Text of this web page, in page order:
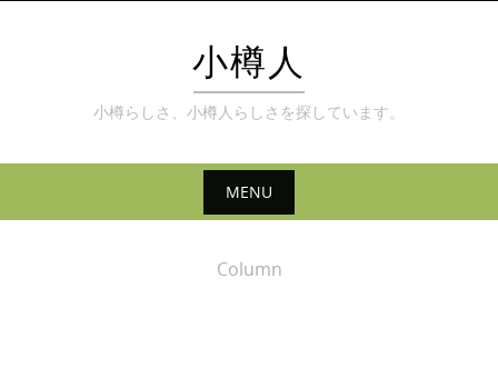
小樽人
小樽らしさ、小樽人らしさを探しています。
MENU
Column